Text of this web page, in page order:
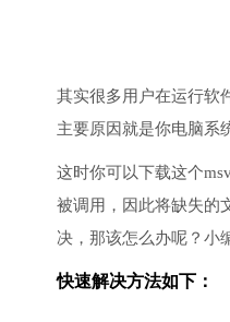
其实很多用户在运行软
主要原因就是你电脑系
这时你可以下载这个
被调用，因此将缺失的
决，那该怎么办呢？小
快速解决方法如下：